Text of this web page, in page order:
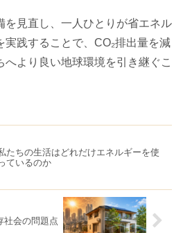
見直し、一人ひとりが省エネル
実践することで、CO₂排出量を減
へより良い地球環境を引き継ぐこ
たちの生活はどれだけエネルギーを使
ているのか
社会の問題点